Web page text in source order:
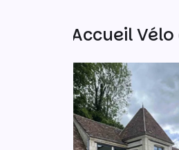
Autres Accueil